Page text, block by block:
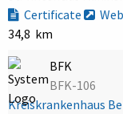
Certificate
34,8 km
BFK
BFK-106
Kreiskrankenhaus